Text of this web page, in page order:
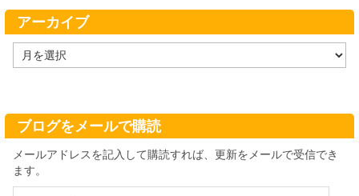
ー
アーカイブ
ー
ブ
ブログをメールで購読
メールアドレスを記入して購読すれば、更新をメールで受信でき
ます。